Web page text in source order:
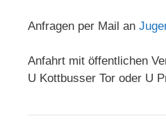
Anfragen per Mail an
Anfahrt mit öffentlichen
U Kottbusser Tor oder U